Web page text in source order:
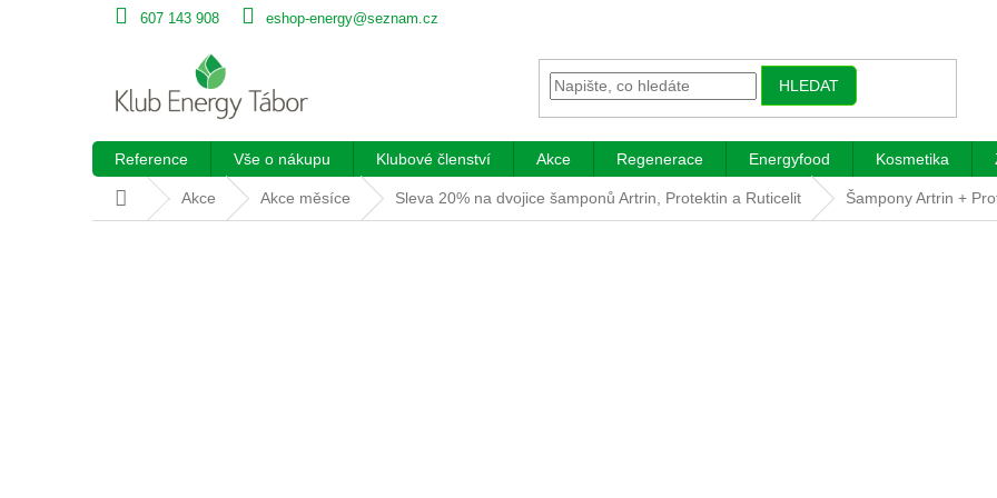
607 143 908 eshop-energy@seznam.cz
HLEDAT
Reference Vše o nákupu Klubové členství Akce Regenerace Energyfood Kosmetika
Domů Akce Akce měsíce Sleva 20% na dvojice šamponů Artrin, Protektin a Ruticelit Šampony Artrin +